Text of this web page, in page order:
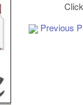
Previous